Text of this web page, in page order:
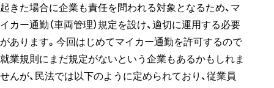
起きた場合に企業も責任を問われる対象となるため、マ
イカー通勤（車両管理）規定を設け、適切に運用する必要
があります。今回はじめてマイカー通勤を許可するので
就業規則にまだ規定がないという企業もあるかもしれま
せんが、民法では以下のように定められており、従業員